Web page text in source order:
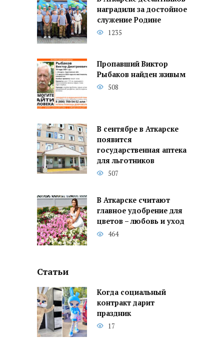
наградили за достойное
служение Родине
1235
Пропавший Виктор
Рыбаков найден живым
508
В сентябре в Аткарске
появится
государственная аптека
для льготников
507
В Аткарске считают
главное удобрение для
цветов – любовь и уход
464
Статьи
Когда социальный
контракт дарит
праздник
17